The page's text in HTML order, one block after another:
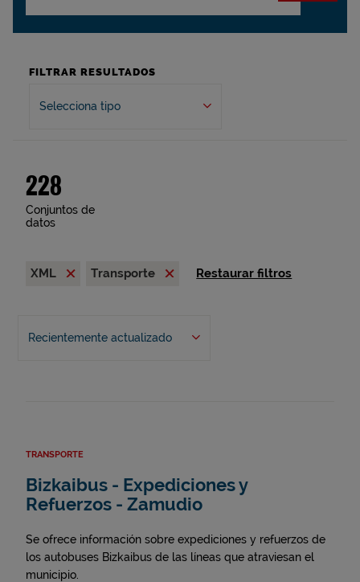
FILTRAR RESULTADOS
Selecciona tipo
228
Conjuntos de
datos
XML Transporte Restaurar filtros
Recientemente actualizado
TRANSPORTE
Bizkaibus - Expediciones y
Refuerzos - Zamudio
Se ofrece información sobre expediciones y refuerzos de
los autobuses Bizkaibus de las líneas que atraviesan el
municipio.